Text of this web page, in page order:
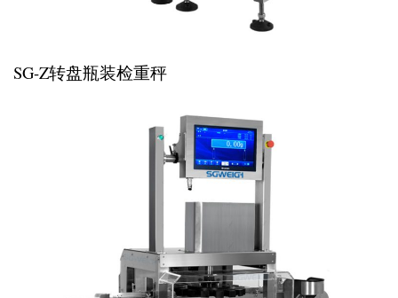
SG-Z转盘瓶装检重秤